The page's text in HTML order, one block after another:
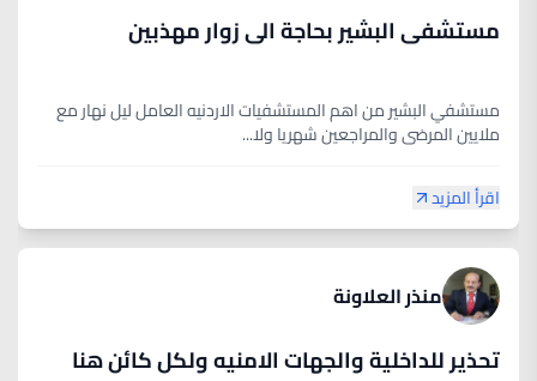
مستشفى البشير بحاجة الى زوار مهذبين
مستشفي البشير من اهم المستشفيات الاردنيه العامل ليل نهار مع
ملايين المرضى والمراجعين شهريا ولا...
اقرأ المزيد
منذر العلاونة
تحذير للداخلية والجهات الامنيه ولكل كائن هنا